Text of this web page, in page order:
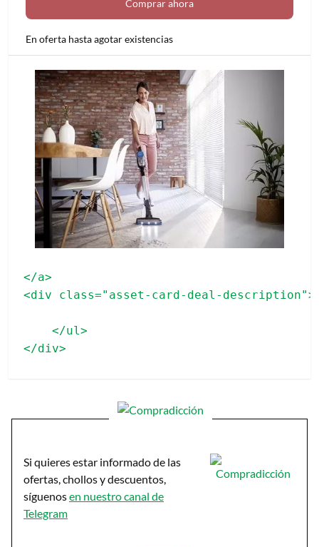
Comprar ahora
En oferta hasta agotar existencias
</a>
<div class="asset-card-deal-description">
    </ul>
Si quieres estar informado de las
ofertas, chollos y descuentos,
síguenosen nuestro canal de
Telegram